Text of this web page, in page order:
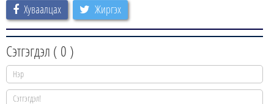
Хуваалцах Жиргэх
Сэтгэгдэл ( 0 )